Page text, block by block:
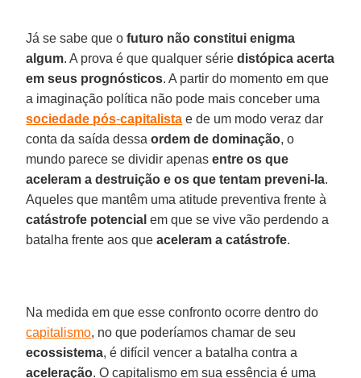
Já se sabe que ofuturo não constitui enigma
algum. A prova é que qualquer sériedistópica acerta
em seus prognósticos. A partir do momento em que
a imaginação política não pode mais conceber uma
sociedade pós-capitalista e de um modo veraz dar
conta da saída dessaordem de dominação, o
mundo parece se dividir apenasentre os que
aceleram a destruição e os que tentam preveni-la.
Aqueles que mantêm uma atitude preventiva frente à
catástrofe potencial em que se vive vão perdendo a
batalha frente aos queaceleram a catástrofe.
Na medida em que esse confronto ocorre dentro do
capitalismo, no que poderíamos chamar de seu
ecossistema, é difícil vencer a batalha contra a
aceleração. O capitalismo em sua essência é uma